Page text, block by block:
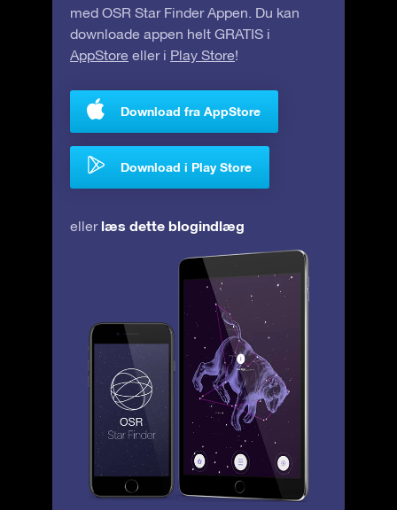
med OSR Star Finder Appen. Du kan
downloade appen helt GRATIS i
AppStore eller i Play Store!
Download fra AppStore
Download i Play Store
eller læs dette blogindlæg